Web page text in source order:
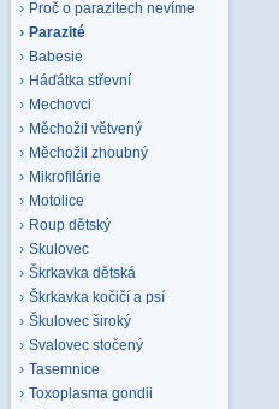
Proč o parazitech nevíme
Parazité
Babesie
Háďátka střevní
Mechovci
Měchožil větvený
Měchožil zhoubný
Mikrofilárie
Motolice
Roup dětský
Skulovec
Škrkavka dětská
Škrkavka kočičí a psí
Škulovec široký
Svalovec stočený
Tasemnice
Toxoplasma gondii